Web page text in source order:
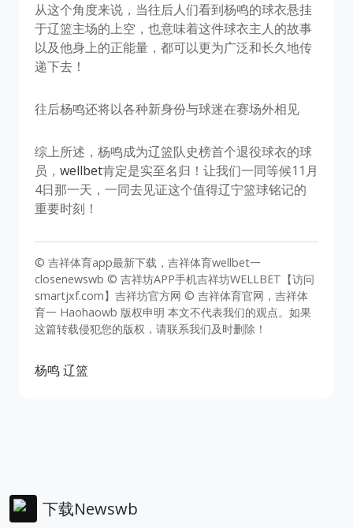
从这个角度来说，当往后人们看到杨鸣的球衣悬挂
于辽篮主场的上空，也意味着这件球衣主人的故事
以及他身上的正能量，都可以更为广泛和长久地传
递下去！
往后杨鸣还将以各种新身份与球迷在赛场外相见
综上所述，杨鸣成为辽篮队史榜首个退役球衣的球
员， wellbet肯定是实至名归！让我们一同等候11月
4日那一天，一同去见证这个值得辽宁篮球铭记的
重要时刻！
© 吉祥体育app最新下载，吉祥体育wellbet一
closenewswb © 吉祥坊APP手机吉祥坊WELLBET【访问
smartjxf.com】吉祥坊官方网 © 吉祥体育官网，吉祥体
育一 Haohaowb 版权申明 本文不代表我们的观点。如果
这篇转载侵犯您的版权，请联系我们及时删除！
杨鸣 辽篮
下载Newswb